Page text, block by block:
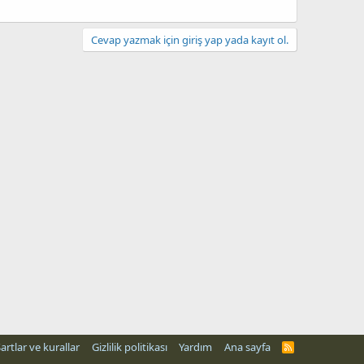
Cevap yazmak için giriş yap yada kayıt ol.
ve kurallar Gizlilik politikası Yardım Ana sayfa
R